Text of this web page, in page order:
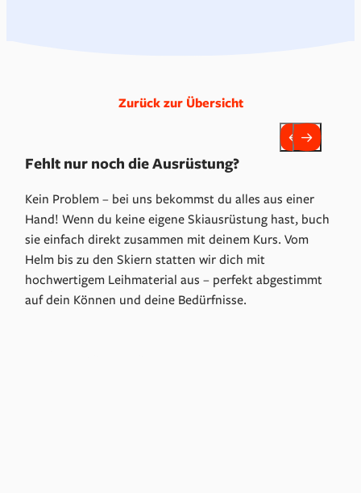
Zurück zur Übersicht
Fehlt nur noch die Ausrüstung?
Kein Problem – bei uns bekommst du alles aus einer
Hand! Wenn du keine eigene Skiausrüstung hast, buch
sie einfach direkt zusammen mit deinem Kurs. Vom
Helm bis zu den Skiern statten wir dich mit
hochwertigem Leihmaterial aus – perfekt abgestimmt
auf dein Können und deine Bedürfnisse.